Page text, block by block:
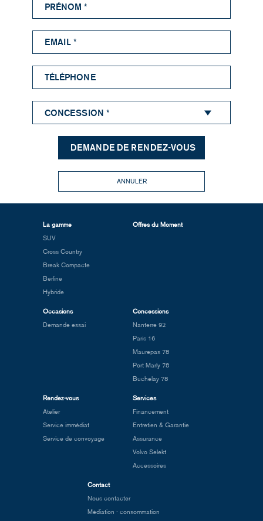
ANNULER
La gamme
SUV
Cross Country
Break Compacte
Berline
Hybride
Offres du Moment
Occasions
Demande essai
Concessions
Nanterre 92
Paris 16
Maurepas 78
Port Marly 78
Buchelay 78
Rendez-vous
Atelier
Service immédiat
Service de convoyage
Services
Financement
Entretien & Garantie
Assurance
Volvo Selekt
Accessoires
Contact
Nous contacter
Médiation - consommation